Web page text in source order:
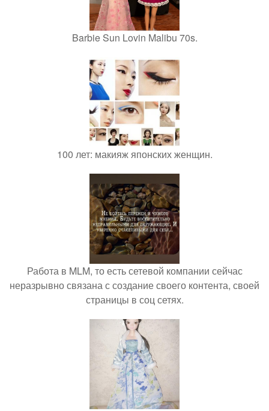
Barbie Sun Lovin Malibu 70s.
100 лет: макияж японских женщин.
Работа в MLM, то есть сетевой компании сейчас
неразрывно связана с создание своего контента, своей
страницы в соц сетях.